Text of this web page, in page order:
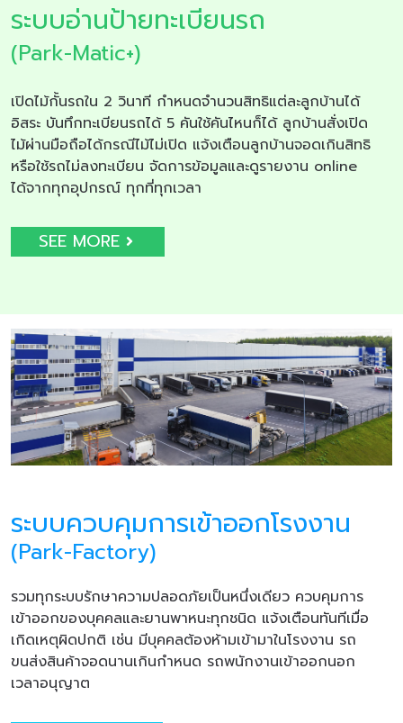
ระบบอ่านป้ายทะเบียนรถ
(Park-Matic+)
เปิดไม้กั้นรถใน 2 วินาที กำหนดจำนวนสิทธิแต่ละลูกบ้านได้
อิสระ บันทึกทะเบียนรถได้ 5 คันใช้คันไหนก็ได้ ลูกบ้านสั่งเปิด
ไม้ผ่านมือถือได้กรณีไม้ไม่เปิด แจ้งเตือนลูกบ้านจอดเกินสิทธิ
หรือใช้รถไม่ลงทะเบียน จัดการข้อมูลและดูรายงาน online
ได้จากทุกอุปกรณ์ ทุกที่ทุกเวลา
SEE MORE
ระบบควบคุมการเข้าออกโรงงาน
(Park-Factory)
รวมทุกระบบรักษาความปลอดภัยเป็นหนึ่งเดียว ควบคุมการ
เข้าออกของบุคคลและยานพาหนะทุกชนิด แจ้งเตือนทันทีเมื่อ
เกิดเหตุผิดปกติ เช่น มีบุคคลต้องห้ามเข้ามาในโรงงาน รถ
ขนส่งสินค้าจอดนานเกินกำหนด รถพนักงานเข้าออกนอก
เวลาอนุญาต